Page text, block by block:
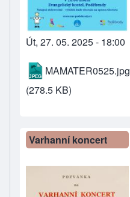
Út, 27. 05. 2025 - 18:00
MAMATER0525.jpg
(278.5 KB)
Varhanní koncert